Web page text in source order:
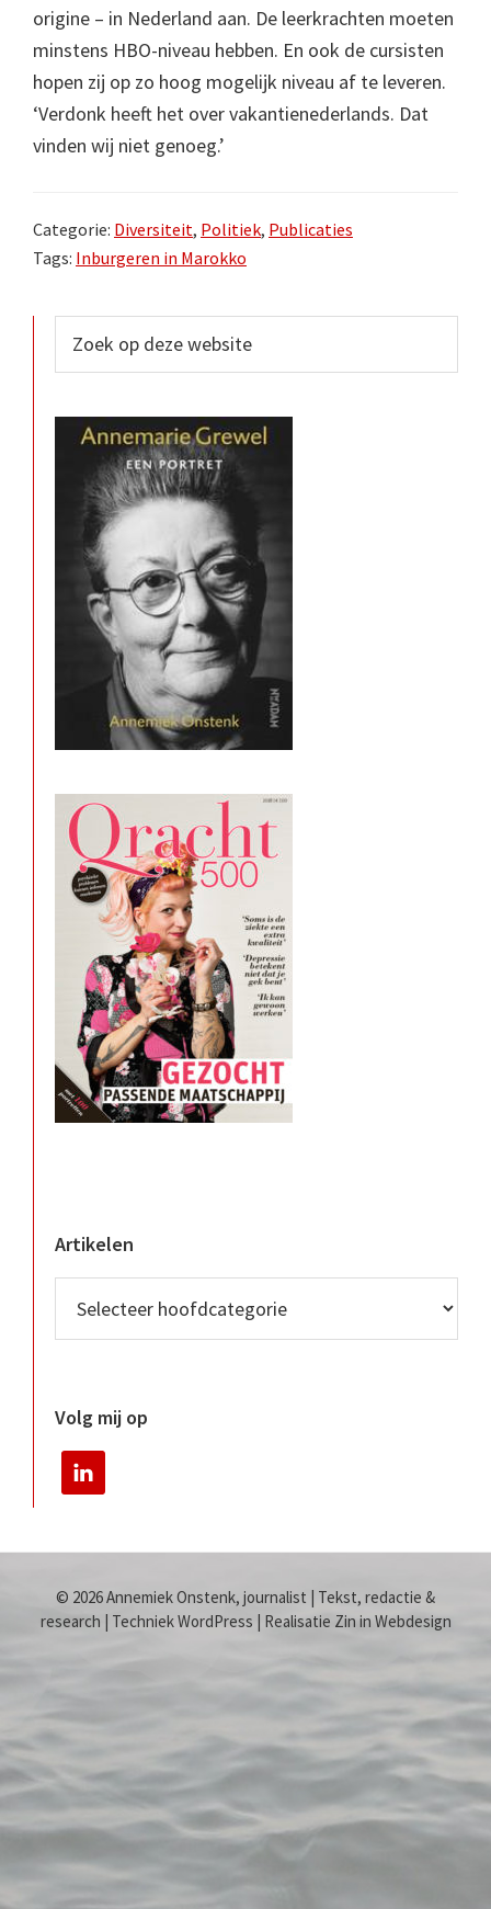
origine – in Nederland aan. De leerkrachten moeten
minstens HBO-niveau hebben. En ook de cursisten
hopen zij op zo hoog mogelijk niveau af te leveren.
‘Verdonk heeft het over vakantienederlands. Dat
vinden wij niet genoeg.’
Categorie: Diversiteit, Politiek, Publicaties
Tags: Inburgeren in Marokko
Primaire
Sidebar
op
Artikelen
Volg mij op
© 2026 Annemiek Onstenk, journalist | Tekst, redactie &
research | Techniek WordPress | Realisatie Zin in Webdesign